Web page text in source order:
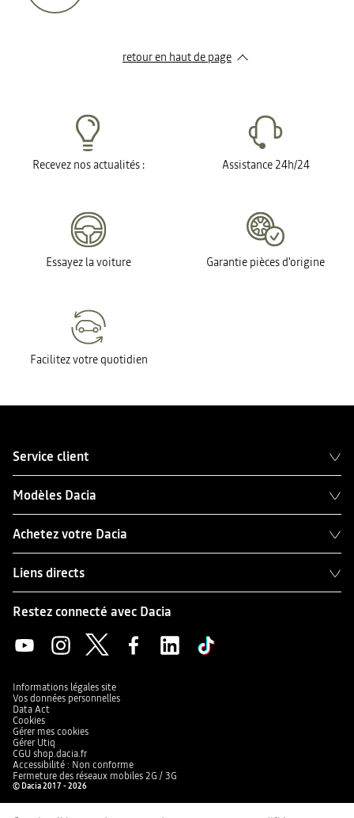
retour en haut de page​
Recevez nos actualités : Assistance 24h/24
Essayez la voiture Garantie pièces d'origine
Facilitez votre quotidien
Service client
Modèles Dacia
Achetez votre Dacia
Liens directs
Restez connecté avec Dacia
Informations légales site
Vos données personnelles
Data Act
Cookies
Gérer mes cookies
Gérer Utiq
CGU shop.dacia.fr
Accessibilité : Non conforme
Fermeture des réseaux mobiles 2G / 3G
© Dacia 2017 - 2026